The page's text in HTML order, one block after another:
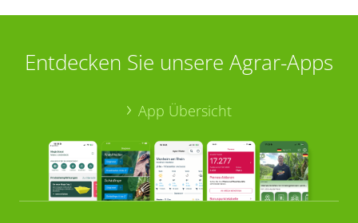
Entdecken Sie unsere Agrar-Apps
App Übersicht